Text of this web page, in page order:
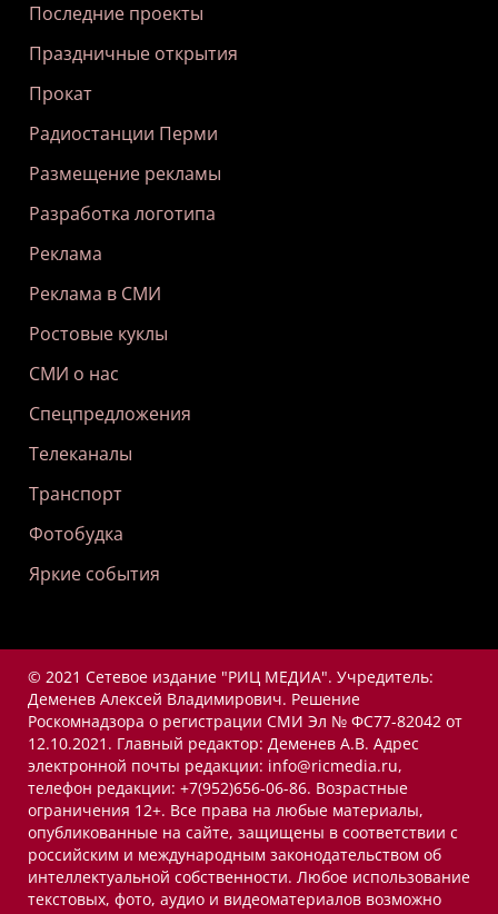
Последние проекты
Праздничные открытия
Прокат
Радиостанции Перми
Размещение рекламы
Разработка логотипа
Реклама
Реклама в СМИ
Ростовые куклы
СМИ о нас
Спецпредложения
Телеканалы
Транспорт
Фотобудка
Яркие события
© 2021 Сетевое издание "РИЦ МЕДИА". Учредитель:
Деменев Алексей Владимирович. Решение
Роскомнадзора о регистрации СМИ Эл № ФС77-82042 от
12.10.2021. Главный редактор: Деменев А.В. Адрес
электронной почты редакции: info@ricmedia.ru,
телефон редакции: +7(952)656-06-86. Возрастные
ограничения 12+. Все права на любые материалы,
опубликованные на сайте, защищены в соответствии с
российским и международным законодательством об
интеллектуальной собственности. Любое использование
текстовых, фото, аудио и видеоматериалов возможно